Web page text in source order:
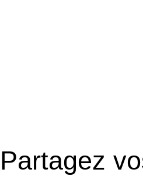
Partagez